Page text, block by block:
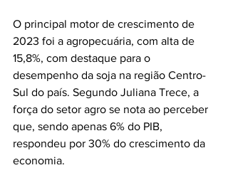
O principal motor de crescimento de
2023 foi a agropecuária, com alta de
15,8%, com destaque para o
desempenho da soja na região Centro-
Sul do país. Segundo Juliana Trece, a
força do setor agro se nota ao perceber
que, sendo apenas 6% do PIB,
respondeu por 30% do crescimento da
economia.